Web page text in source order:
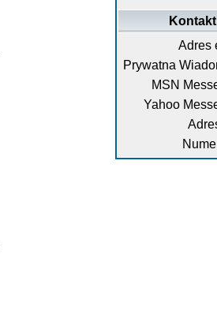
Adres
Prywatna
MSN
Yahoo